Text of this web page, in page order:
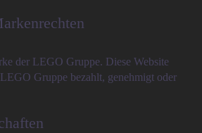
der LEGO Gruppe. Diese Website
Gruppe bezahlt, genehmigt oder